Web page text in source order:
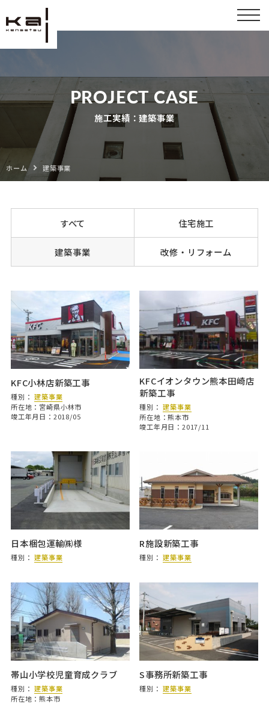
to
content
ホーム 建築事業
PROJECT CASE
施工実績：建築事業
すべて 住宅施工
建築事業 改修・リフォーム
KFC小林店新築工事
種別：建築事業
所在地：宮崎県小林市
竣工年月日：2018/05
KFCイオンタウン熊本田崎店
新築工事
種別：建築事業
所在地：熊本市
竣工年月日：2017/11
日本梱包運輸㈱様
種別：建築事業
R施設新築工事
種別：建築事業
帯山小学校児童育成クラブ
種別：建築事業
所在地：熊本市
S事務所新築工事
種別：建築事業